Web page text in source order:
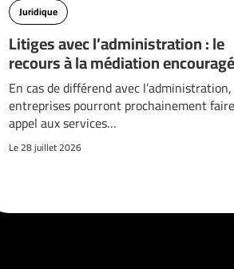
Juridique
Litiges avec l’administration : le
recours à la médiation
En cas de différend avec
entreprises pourront prochainement faire
appel aux services…
Le 28 juillet 2026